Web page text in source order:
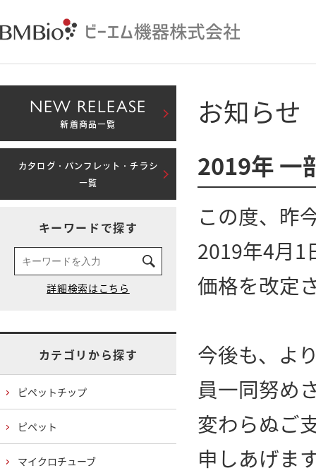
お知らせ
2019年 一
この度、昨
2019年4月1
価格を改定
今後も、よ
員一同努め
変わらぬご
申しあげま
NEW RELEASE
新着商品一覧
カタログ・パンフレット・チラシ
一覧
キーワードで探す
カテゴリから探す
ピペットチップ
ピペット
マイクロチューブ